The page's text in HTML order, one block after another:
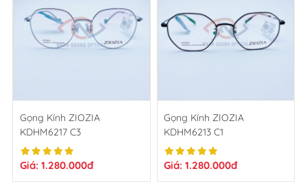
Gọng Kính ZIOZIA
KDHM6217 C3
Giá: 1.280.000đ
Gọng Kính ZIOZIA
KDHM6213 C1
Giá: 1.280.000đ